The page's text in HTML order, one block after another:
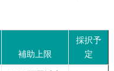
補助上限
採択予
定